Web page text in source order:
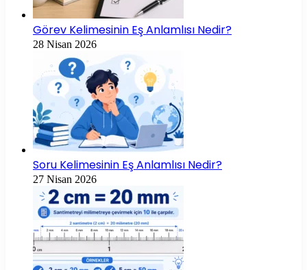
Görev Kelimesinin Eş Anlamlısı Nedir?
28 Nisan 2026
Soru Kelimesinin Eş Anlamlısı Nedir?
27 Nisan 2026